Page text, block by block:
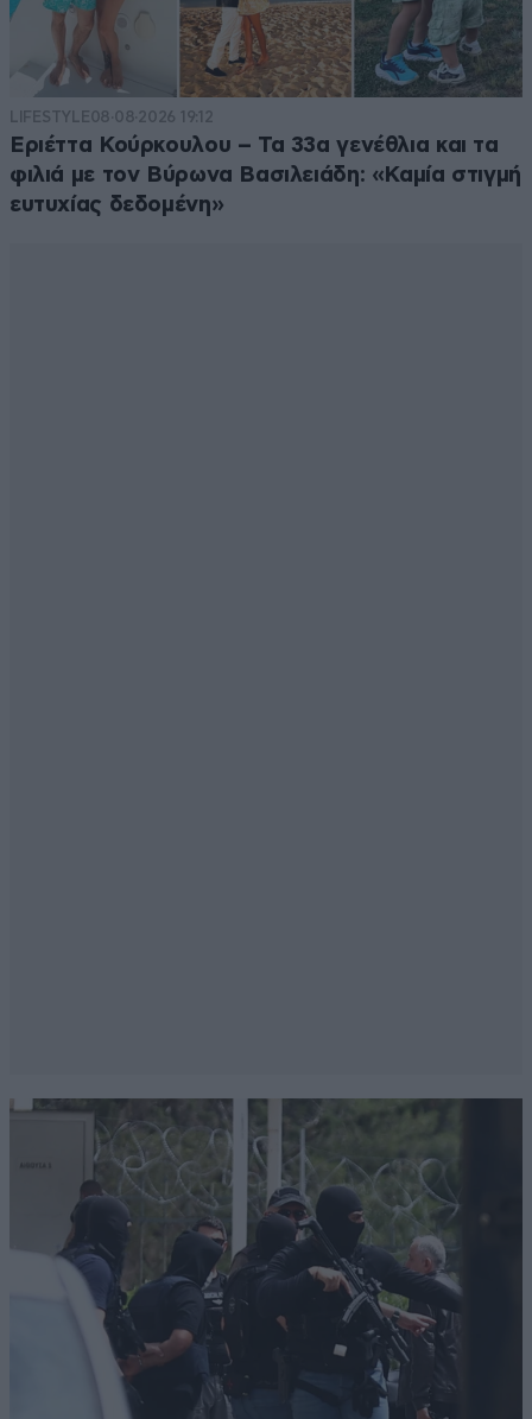
LIFESTYLE08·08·2026 19:12
Εριέττα Κούρκουλου – Τα 33α γενέθλια και τα
φιλιά με τον Βύρωνα Βασιλειάδη: «Καμία στιγμή
ευτυχίας δεδομένη»